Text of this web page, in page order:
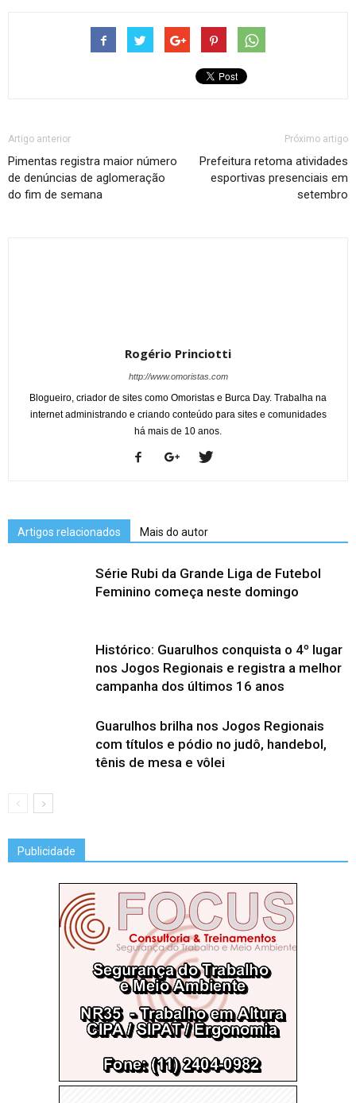
Artigo anterior
Pimentas registra maior número
de denúncias de aglomeração
do fim de semana
Próximo artigo
Prefeitura retoma atividades
esportivas presenciais em
setembro
Rogério Princiotti
http://www.omoristas.com
Blogueiro, criador de sites como Omoristas e Burca Day. Trabalha na
internet administrando e criando conteúdo para sites e comunidades
há mais de 10 anos.
Artigos relacionados Mais do autor
Série Rubi da Grande Liga de Futebol
Feminino começa neste domingo
Histórico: Guarulhos conquista o 4º lugar
nos Jogos Regionais e registra a melhor
campanha dos últimos 16 anos
Guarulhos brilha nos Jogos Regionais
com títulos e pódio no judô, handebol,
tênis de mesa e vôlei
Publicidade